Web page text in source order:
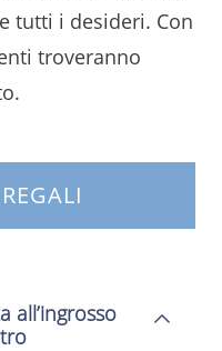
tutti i desideri. Con
troveranno
all’ingrosso